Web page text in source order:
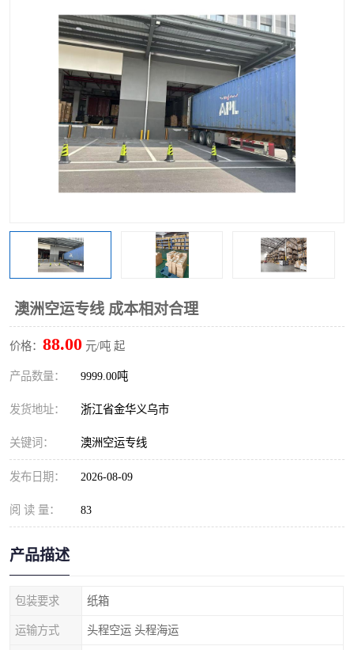
澳洲空运专线 成本相对合理
价格： 88.00 元/吨 起
产品数量： 9999.00吨
发货地址： 浙江省金华义乌市
关键词： 澳洲空运专线
发布日期： 2026-08-09
阅 读 量： 83
产品描述
包装要求 纸箱
运输方式 头程空运 头程海运